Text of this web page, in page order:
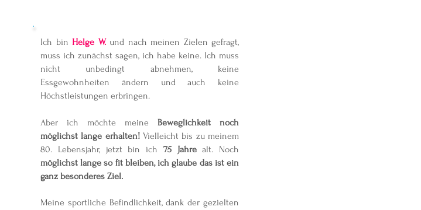
Ich bin Helge W. und nach meinen Zielen gefragt,
muss ich zunächst sagen, ich habe keine. Ich muss
nicht unbedingt abnehmen, keine
Essgewohnheiten ändern und auch keine
Höchstleistungen erbringen.
Aber ich möchte meine Beweglichkeit noch
möglichst lange erhalten!Vielleicht bis zu meinem
80. Lebensjahr, jetzt bin ich 75 Jahrealt. Noch
möglichst lange so fit bleiben, ich glaube das ist ein
ganz besonderes Ziel.
Meine sportliche Befindlichkeit, dank der gezielten